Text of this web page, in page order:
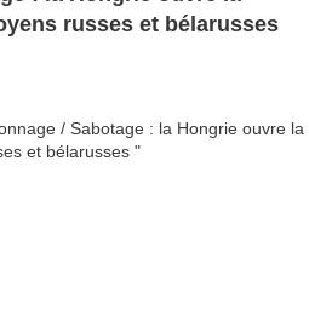
russes et bélarusses